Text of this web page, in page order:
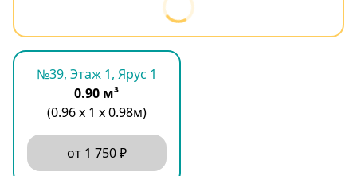
№39, Этаж 1, Ярус 1
0.90 м³
(0.96 х 1 х 0.98м)
от 1 750 ₽